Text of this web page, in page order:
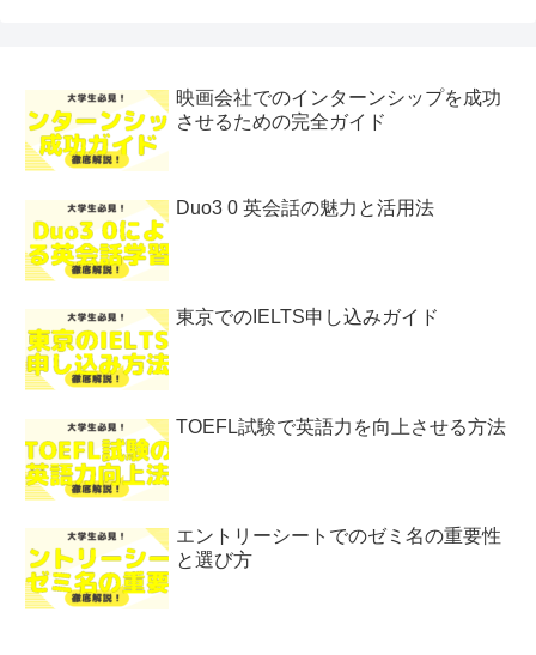
映画会社でのインターンシップを成功
させるための完全ガイド
Duo3 0 英会話の魅力と活用法
東京でのIELTS申し込みガイド
TOEFL試験で英語力を向上させる方法
エントリーシートでのゼミ名の重要性
と選び方